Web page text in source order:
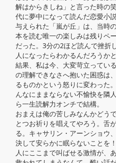
解はからきしね」と言った時の
代に夢中になって読んだ恋愛小
与えられた「嵐が丘」は、当時
本を読む唯一の楽しみは残りペ
だった。3分の2ほど読んで挫折
人になったらわかるんだろうか
結果、私は今、大変苛立ってい
の理解できなさへ抱いた困惑は
るものかという怒りに変わった
んなにままならない不愉快を隣
ら一生読解力オンチで結構。
おまえは俺の苦しみなんかどう
とつお祈りを唱えてやろう。舌
る。キャサリン・アーンショウ
決して安らかに眠らないことを！
人にここまで叫ばせる激情が、